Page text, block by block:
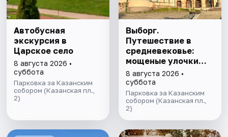
Автобусная
экскурсия в
Царское село
8 августа 2026 •
суббота
Парковка за Казанским
собором (Казанская пл.,
2)
Выборг.
Путешествие в
средневековье:
мощеные улочки
старого города,
рецепт
Выборгского
кренделя и легенды
парка Монрепо.
8 августа 2026 •
суббота
Парковка за Казанским
собором (Казанская пл.,
2)